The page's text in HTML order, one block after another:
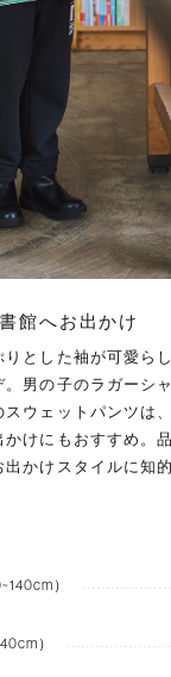
館へお出かけ
りとした袖が可愛ら
男の子のラガーシ
ウェットパンツは
けにもおすすめ。
かけスタイルに知
）
）